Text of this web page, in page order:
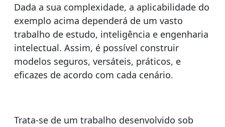
Dada a sua complexidade, a aplicabilidade do
exemplo acima dependerá de um vasto
trabalho de estudo, inteligência e engenharia
intelectual. Assim, é possível construir
modelos seguros, versáteis, práticos, e
eficazes de acordo com cada cenário.
Trata-se de um trabalho desenvolvido sob